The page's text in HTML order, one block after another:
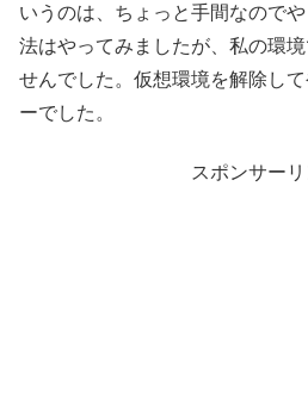
いうのは、ちょっと手間なので
法はやってみましたが、私の環
せんでした。仮想環境を解除し
ーでした。
スポンサーリ